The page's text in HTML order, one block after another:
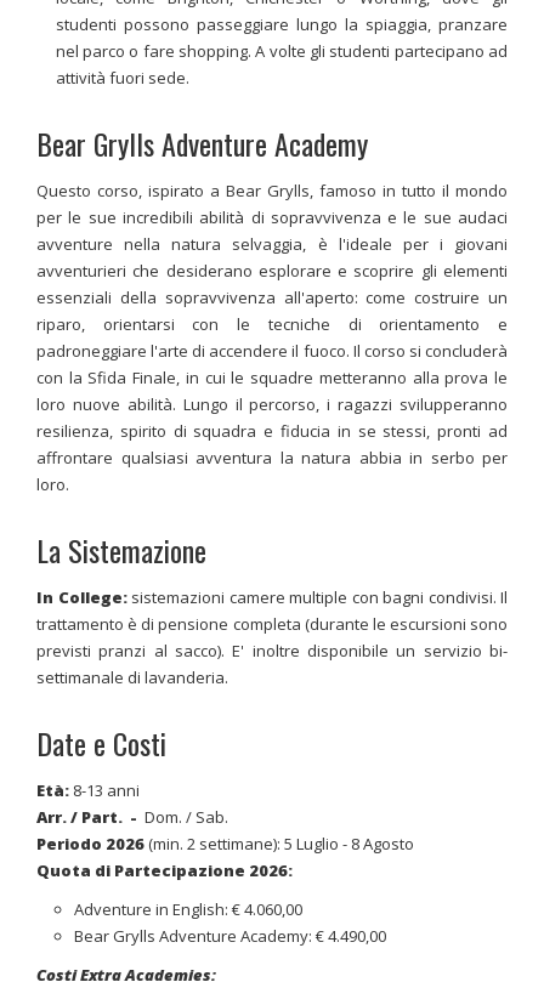
studenti possono passeggiare lungo la spiaggia, pranzare
nel parco o fare shopping. A volte gli studenti partecipano ad
attività fuori sede.
Bear Grylls Adventure Academy
Questo corso, ispirato a Bear Grylls, famoso in tutto il mondo
per le sue incredibili abilità di sopravvivenza e le sue audaci
avventure nella natura selvaggia, è l'ideale per i giovani
avventurieri che desiderano esplorare e scoprire gli elementi
essenziali della sopravvivenza all'aperto: come costruire un
riparo, orientarsi con le tecniche di orientamento e
padroneggiare l'arte di accendere il fuoco. Il corso si concluderà
con la Sfida Finale, in cui le squadre metteranno alla prova le
loro nuove abilità. Lungo il percorso, i ragazzi svilupperanno
resilienza, spirito di squadra e fiducia in se stessi, pronti ad
affrontare qualsiasi avventura la natura abbia in serbo per
loro.
La Sistemazione
In College:sistemazioni camere multiple con bagni condivisi. Il
trattamento è di pensione completa (durante le escursioni sono
previsti pranzi al sacco). E' inoltre disponibile un servizio bi-
settimanale di lavanderia.
Date e Costi
Età: 8-13 anni
Arr. / Part. - Dom. / Sab.
Periodo 2026(min. 2 settimane): 5 Luglio - 8 Agosto
Quota di Partecipazione 2026:
Adventure in English: € 4.060,00
Bear Grylls Adventure Academy: € 4.490,00
Costi Extra Academies: